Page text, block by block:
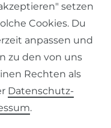
AGB
Widerrufs­recht
setzen
Cookies. Du
anpassen und
zu den von uns
Rechten als
Daten­schutz­
.